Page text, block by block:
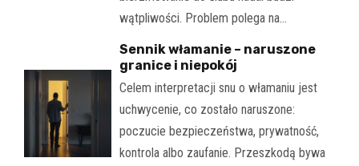
wątpliwości. Problem polega na…
Sennik włamanie – naruszone
granice i niepokój
Celem interpretacji snu o włamaniu jest
uchwycenie, co zostało naruszone:
poczucie bezpieczeństwa, prywatność,
kontrola albo zaufanie. Przeszkodą bywa